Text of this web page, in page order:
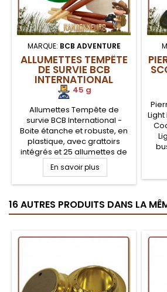
MARQUE: BCB ADVENTURE
ALLUMETTES TEMPÊTE
DE SURVIE BCB
INTERNATIONAL
45 g
Allumettes Tempête de
survie BCB International -
Boite étanche et robuste, en
plastique, avec grattoirs
intégrés et 25 allumettes de
survie tout temps. Pratique,
cette boite ultra robuste pour
allumettes tempêtes
possède un couvercle avec
fermeture étanche et triple
En savoir plus
Light
à
et
ne
16 AUTRES PRODUITS DANS LA